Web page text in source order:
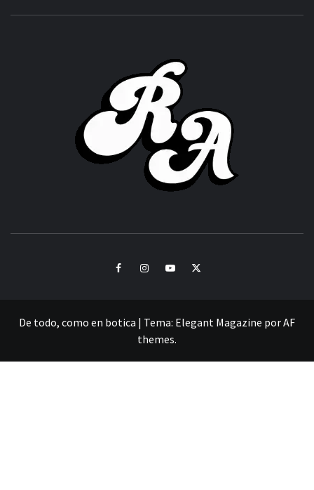
FacebookInstagramYoutubeTwitter
De todo, como en botica | Tema: Elegant Magazine porAF
themes.